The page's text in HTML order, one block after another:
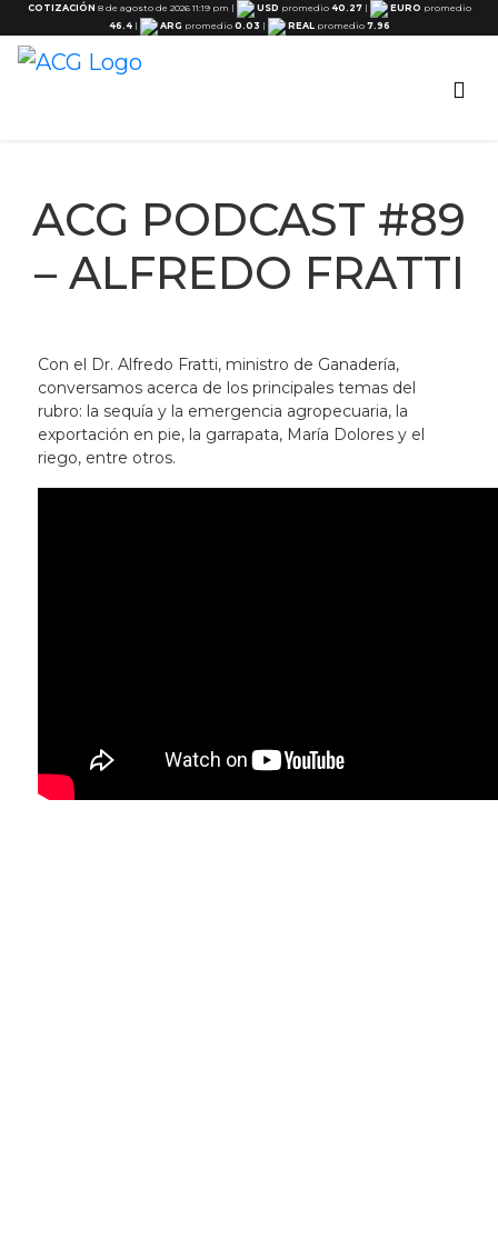
COTIZACIÓN 8 de agosto de 2026 11:19 pm | USD promedio 40.27 | EURO promedio
46.4 | ARG promedio 0.03 | REALpromedio 7.96
ACG PODCAST #89
– ALFREDO FRATTI
Con el Dr. Alfredo Fratti, ministro de Ganadería,
conversamos acerca de los principales temas del
rubro: la sequía y la emergencia agropecuaria, la
exportación en pie, la garrapata, María Dolores y el
riego, entre otros.